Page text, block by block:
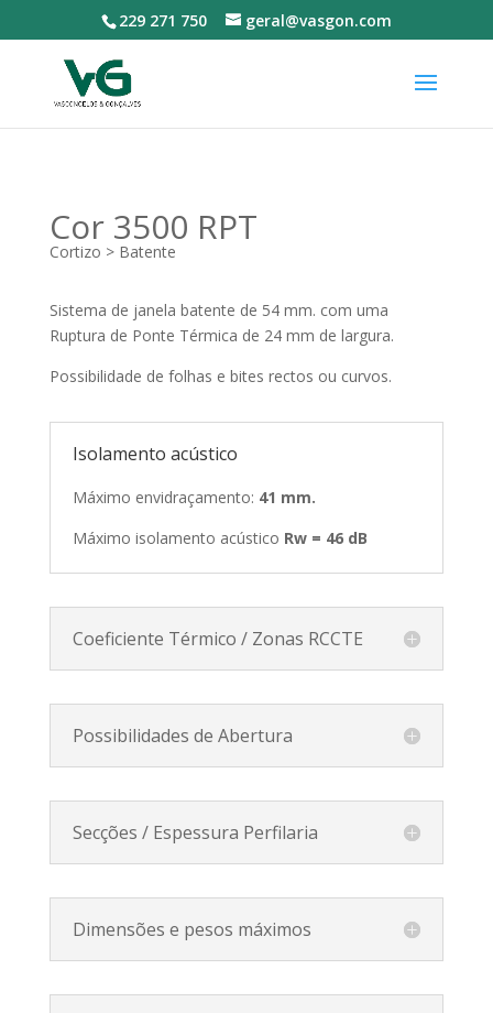
229 271 750 geral@vasgon.com
Cor 3500 RPT
Cortizo > Batente
Sistema de janela batente de 54 mm. com uma
Ruptura de Ponte Térmica de 24 mm de largura.
Possibilidade de folhas e bites rectos ou curvos.
Isolamento acústico
Máximo envidraçamento: 41 mm.
Máximo isolamento acústico Rw = 46 dB
Coeficiente Térmico / Zonas RCCTE
Possibilidades de Abertura
Secções / Espessura Perfilaria
Dimensões e pesos máximos